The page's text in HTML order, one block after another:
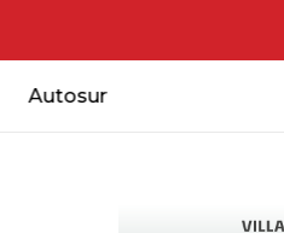
Autosur